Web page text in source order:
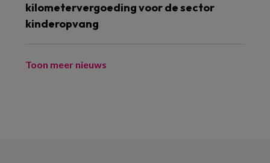
kilometervergoeding voor de sector
kinderopvang
Toon meer nieuws